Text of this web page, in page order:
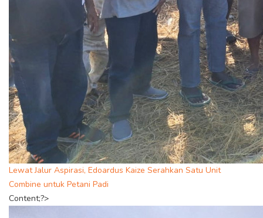
Lewat Jalur Aspirasi, Edoardus Kaize Serahkan Satu Unit
Combine untuk Petani Padi
Content;?>